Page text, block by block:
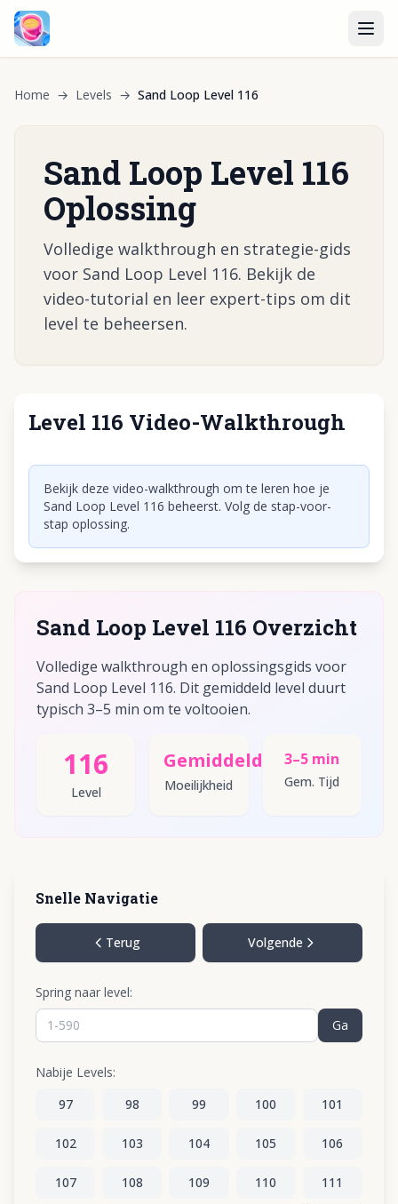
Home → Levels → Sand Loop Level 116
Sand Loop Level 116
Oplossing
Volledige walkthrough en strategie-gids
voor Sand Loop Level 116. Bekijk de
video-tutorial en leer expert-tips om dit
level te beheersen.
Level 116 Video-Walkthrough
Klik om video af te spelen
Bekijk deze video-walkthrough om te leren hoe je
Sand Loop Level 116 beheerst. Volg de stap-voor-
stap oplossing.
Sand Loop Level 116 Overzicht
Volledige walkthrough en oplossingsgids voor
Sand Loop Level 116. Dit gemiddeld level duurt
typisch 3–5 min om te voltooien.
116
Level
Gemiddeld
Moeilijkheid
3–5 min
Gem. Tijd
Snelle Navigatie
Terug Volgende
Spring naar level:
Ga
Nabije Levels:
97
98 99 100 101
102 103 104 105 106
107 108 109 110 111